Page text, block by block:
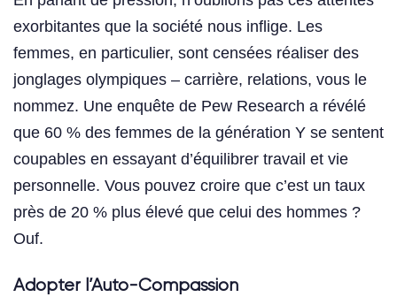
exorbitantes que la société nous inflige. Les
femmes, en particulier, sont censées réaliser des
jonglages olympiques – carrière, relations, vous le
nommez. Une enquête de Pew Research a révélé
que 60 % des femmes de la génération Y se sentent
coupables en essayant d’équilibrer travail et vie
personnelle. Vous pouvez croire que c’est un taux
près de 20 % plus élevé que celui des hommes ?
Ouf.
Adopter l’Auto-Compassion